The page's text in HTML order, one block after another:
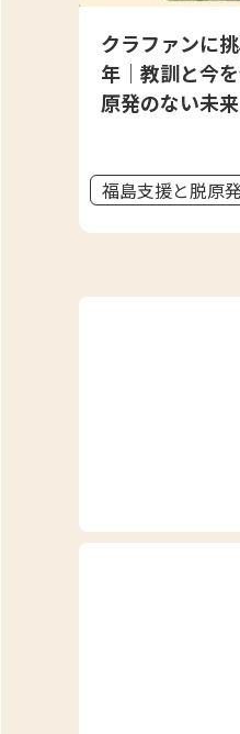
クラファンに
年｜教訓と今
原発のない未来
福島支援と脱原発